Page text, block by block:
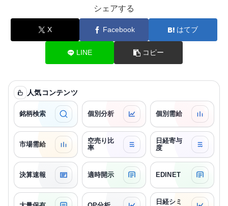
シェアする
X Facebook はてブ
LINE コピー
人気コンテンツ
銘柄検索 個別分析 個別需給
市場需給
空売り比
率
日経寄与
度
決算速報 適時開示 EDINET
日経シミ